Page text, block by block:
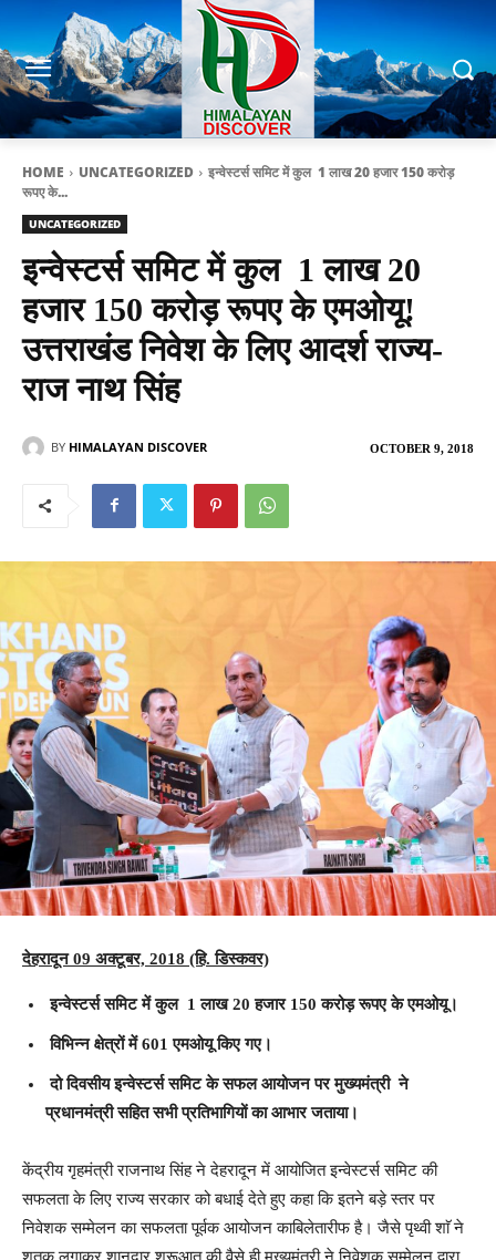
HOME UNCATEGORIZED
इन्वेस्टर्स समिट में कुल 1 लाख 20 हजार 150 करोड़
रूपए के...
UNCATEGORIZED
इन्वेस्टर्स समिट में कुल 1 लाख 20
हजार 150 करोड़ रूपए के एमओयू!
उत्तराखंड निवेश के लिए आदर्श राज्य-
राज नाथ सिंह
OCTOBER 9, 2018
BY HIMALAYAN DISCOVER
देहरादून 09 अक्टूबर, 2018 (हि. डिस्कवर)
इन्वेस्टर्स समिट में कुल 1 लाख 20 हजार 150 करोड़ रूपए के एमओयू।
विभिन्न क्षेत्रों में 601 एमओयू किए गए।
दो दिवसीय इन्वेस्टर्स समिट के सफल आयोजन पर मुख्यमंत्री ने
प्रधानमंत्री सहित सभी प्रतिभागियों का आभार जताया।
केंद्रीय गृहमंत्री राजनाथ सिंह ने देहरादून में आयोजित इन्वेस्टर्स समिट की
सफलता के लिए राज्य सरकार को बधाई देते हुए कहा कि इतने बड़े स्तर पर
निवेशक सम्मेलन का सफलता पूर्वक आयोजन काबिलेतारीफ है। जैसे पृथ्वी शाॅ ने